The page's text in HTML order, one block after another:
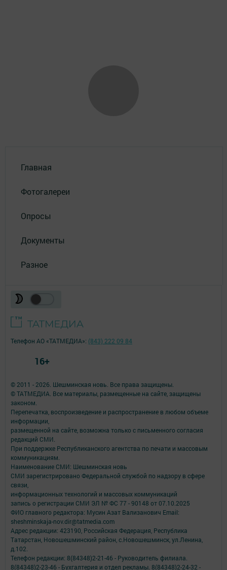
Главная
Фотогалереи
Опросы
Документы
Разное
© 2011 - 2026. Шешминская новь. Все права защищены.
© ТАТМЕДИА. Все материалы, размещенные на сайте, защищены
законом.
Перепечатка, воспроизведение и распространение в любом объеме
информации,
размещенной на сайте, возможна только с письменного согласия
редакций СМИ.
При поддержке Республиканского агентства по печати и массовым
коммуникациям.
Наименование СМИ: Шешминская новь
СМИ зарегистрировано Федеральной службой по надзору в сфере
связи,
информационных технологий и массовых коммуникаций
запись о регистрации СМИ ЭЛ № ФС 77 - 90148 от 07.10.2025
ФИО главного редактора: Мусин Азат Вализанович Email:
sheshminskaja-nov.dir@tatmedia.com
Адрес редакции: 423190, Российская Федерация, Республика
Татарстан, Новошешминский район, с.Новошешминск, ул.Ленина,
д.102.
Телефон редакции: 8(84348)2-21-46 - Руководитель филиала.
8(84348)2-23-46 - Бухгалтерия и отдел рекламы. 8(84348)2-24-32 -
Телефон АО «ТАТМЕДИА»: (843) 222 09 84
16+